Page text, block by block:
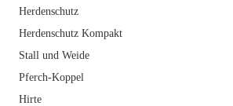
Herden­schutz
Herden­schutz Kompakt
Stall und Weide
Pferch-Koppel
Hirte